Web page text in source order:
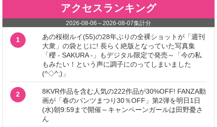
アクセスランキング
2026-08-06 ～2026-08-07集計分
1
あの桜樹ルイ(55)の28年ぶりの全裸ショットが「週刊
大衆」の袋とじに! 長らく絶版となっていた写真集
「櫻 - SAKURA -」もデジタル限定で発売～「今の私
もみたい！という声に調子にのってしまいました
(^◇^;)」
2
8KVR作品を含む人気の222作品が30%OFF! FANZA動
画が「春のパンツまつり30％OFF」第2弾を明日1日
(水)朝9:59まで開催～キャンペーンガールは田野憂さ
ん